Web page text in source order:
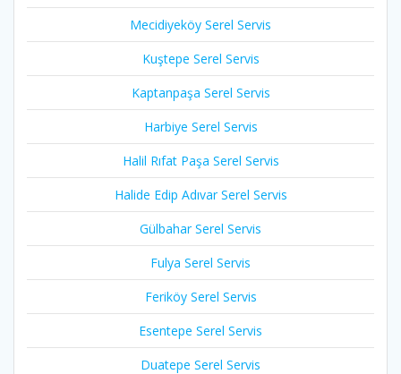
Mecidiyeköy Serel Servis
Kuştepe Serel Servis
Kaptanpaşa Serel Servis
Harbiye Serel Servis
Halil Rıfat Paşa Serel Servis
Halide Edip Adıvar Serel Servis
Gülbahar Serel Servis
Fulya Serel Servis
Feriköy Serel Servis
Esentepe Serel Servis
Duatepe Serel Servis